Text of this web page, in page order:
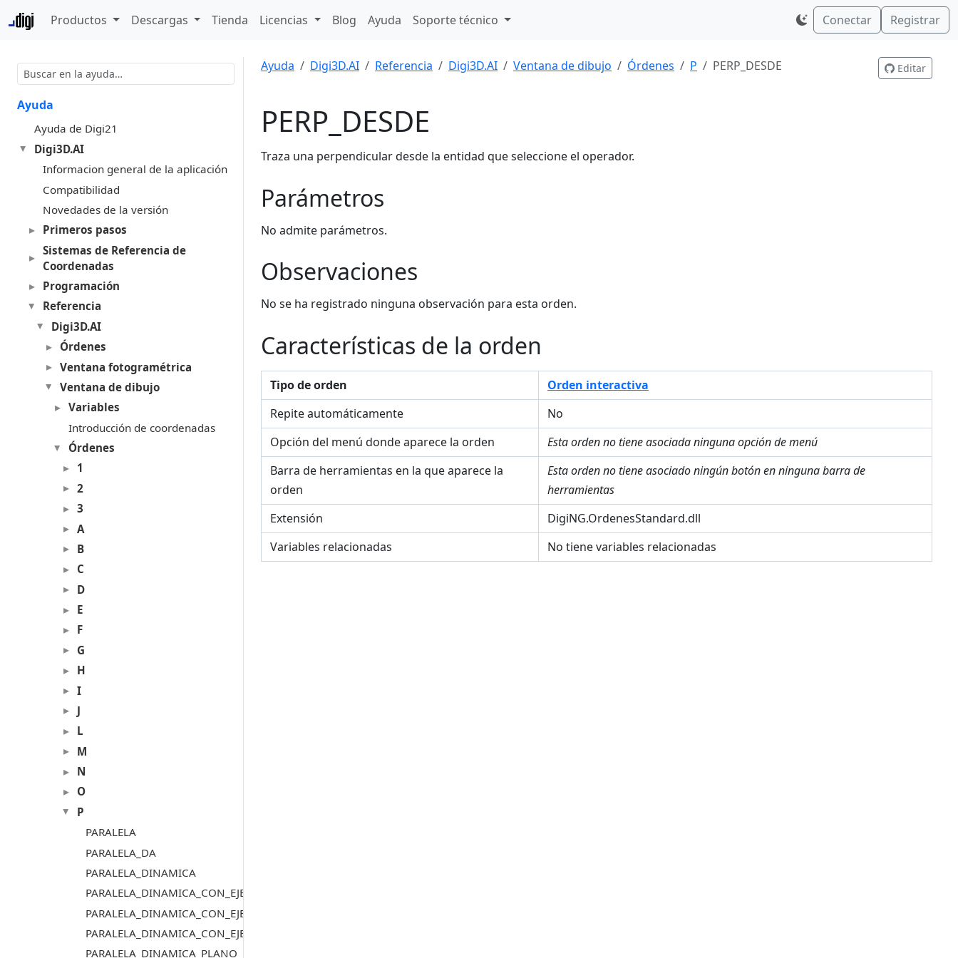
Productos Descargas Tienda Licencias Blog Ayuda Soporte técnico Conectar Registrar
Ayuda
Ayuda de Digi21
Digi3D.AI
Informacion general de la aplicación
Compatibilidad
Novedades de la versión
Primeros pasos
Sistemas de Referencia de
Coordenadas
Programación
Referencia
Digi3D.AI
Órdenes
Ventana fotogramétrica
Ventana de dibujo
Variables
Introducción de coordenadas
Órdenes
1
2
3
A
B
C
D
E
F
G
H
I
J
L
M
N
O
P
PARALELA
PARALELA_DA
PARALELA_DINAMICA
PARALELA_DINAMICA_CON_EJE
PARALELA_DINAMICA_CON_EJE_Z
PARALELA_DINAMICA_CON_EJE_Z_ACTIVA
PARALELA_DINAMICA_PLANO_DIBUJO
Ayuda Digi3D.AI Referencia Digi3D.AI Ventana de dibujo Órdenes P PERP_DESDE Editar
PERP_DESDE
Traza una perpendicular desde la entidad que seleccione el operador.
Parámetros
No admite parámetros.
Observaciones
No se ha registrado ninguna observación para esta orden.
Características de la orden
Tipo de orden
Orden interactiva
Repite automáticamente
No
Opción del menú donde aparece la orden
Esta orden no tiene asociada ninguna opción de menú
Barra de herramientas en la que aparece la
orden
Esta orden no tiene asociado ningún botón en ninguna barra de
herramientas
Extensión
DigiNG.OrdenesStandard.dll
Variables relacionadas
No tiene variables relacionadas